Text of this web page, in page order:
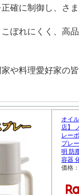
確に制御し、さ
ぼれにくく、高
や料理愛好家の
オイ
店】
レー
プレ
明 防
容器
価格